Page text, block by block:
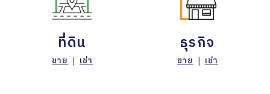
ที่ดิน
ขาย | เช่า
ธุรกิจ
ขาย | เช่า